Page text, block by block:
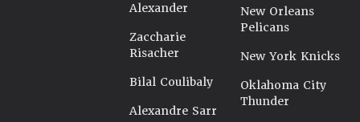
Alexander
Zaccharie
Risacher
Bilal Coulibaly
Alexandre Sarr
New Orleans
Pelicans
New York Knicks
Oklahoma City
Thunder